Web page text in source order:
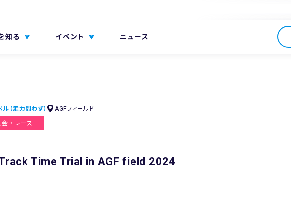
知る イベント ニュース
（走力問わず） AGFフィールド
会・レース
Track Time Trial in AGF field 2024